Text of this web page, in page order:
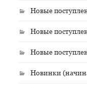
Новые
Новые
Новые
Новинки